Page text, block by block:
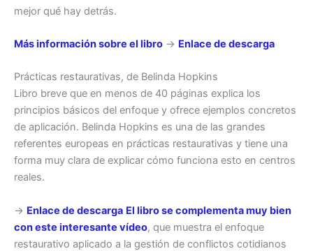
mejor qué hay detrás.
Más información sobre el libro → Enlace de descarga
Prácticas restaurativas, de Belinda Hopkins
Libro breve que en menos de 40 páginas explica los
principios básicos del enfoque y ofrece ejemplos concretos
de aplicación. Belinda Hopkins es una de las grandes
referentes europeas en prácticas restaurativas y tiene una
forma muy clara de explicar cómo funciona esto en centros
reales.
→ Enlace de descarga El libro se complementa muy bien
con este interesante vídeo, que muestra el enfoque
restaurativo aplicado a la gestión de conflictos cotidianos